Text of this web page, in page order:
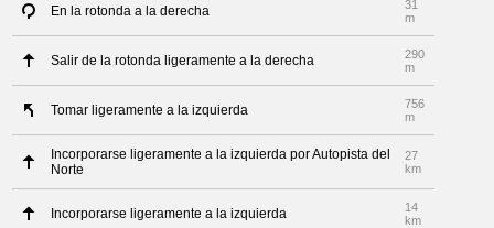
En la rotonda a la derecha
31
m
Salir de la rotonda ligeramente a la derecha
290
m
Tomar ligeramente a la izquierda
756
m
Incorporarse ligeramente a la izquierda por Autopista del
Norte
27
km
Incorporarse ligeramente a la izquierda
14
km